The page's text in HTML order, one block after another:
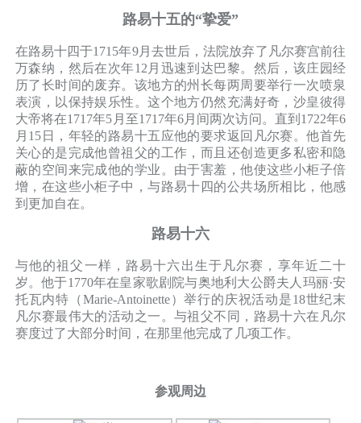
路易十五的“挚爱”
在路易十四于1715年9月去世后，法院放弃了凡尔赛宫前往
万森纳，然后在次年12月迅速到达巴黎。然后，该庄园经
历了长时间的废弃。该地方的州长每两周要举行一次喷泉
表演，以保持娱乐性。这个地方仍然充满好奇，沙皇彼得
大帝将在1717年5月至1717年6月间两次访问。直到1722年6
月15日，年轻的路易十五应他的要求返回凡尔赛。他首先
关心的是完成他曾祖父的工作，而且还创造更多私密和隐
蔽的空间来完成他的学业。由于害羞，他使这些小柜子倍
增，在这些小柜子中，与路易十四的公共场所相比，他感
到更加自在。
路易十六
与他的祖父一样，路易十六出生于凡尔赛，享年近二十
岁。他于1770年在皇家歌剧院与奥地利大公爵夫人玛丽·安
托瓦内特（Marie-Antoinette）举行的庆祝活动是18世纪末
凡尔赛最伟大的活动之一。与祖父不同，路易十六在凡尔
赛度过了大部分时间，在那里他完成了几项工作。
参观周边